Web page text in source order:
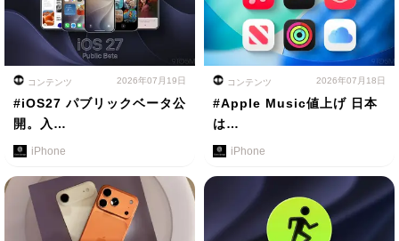
コンテンツ 2026年07月19日
#iOS27 パブリックベータ公
開。入…
iPhone
コンテンツ 2026年07月18日
#Apple Music値上げ 日本
は…
iPhone